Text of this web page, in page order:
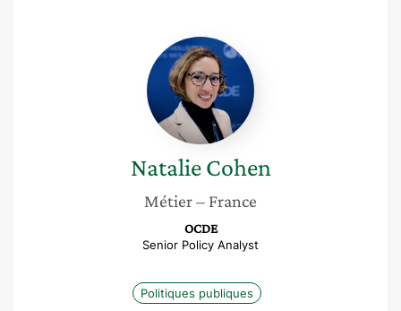
Natalie
Cohen
Natalie Cohen
Métier– France
OCDE
Senior Policy Analyst
Politiques publiques